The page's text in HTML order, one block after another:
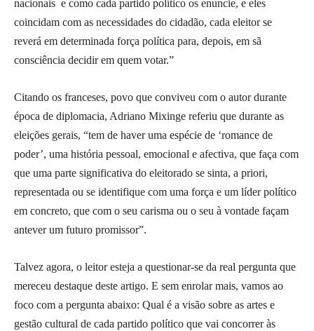
nacionais e como cada partido político os enuncie, e eles
coincidam com as necessidades do cidadão, cada eleitor se
reverá em determinada força política para, depois, em sã
consciência decidir em quem votar.”
Citando os franceses, povo que conviveu com o autor durante
época de diplomacia, Adriano Mixinge referiu que durante as
eleições gerais, “tem de haver uma espécie de ‘romance de
poder’, uma história pessoal, emocional e afectiva, que faça com
que uma parte significativa do eleitorado se sinta, a priori,
representada ou se identifique com uma força e um líder político
em concreto, que com o seu carisma ou o seu à vontade façam
antever um futuro promissor”.
Talvez agora, o leitor esteja a questionar-se da real pergunta que
mereceu destaque deste artigo. E sem enrolar mais, vamos ao
foco com a pergunta abaixo: Qual é a visão sobre as artes e
gestão cultural de cada partido político que vai concorrer às